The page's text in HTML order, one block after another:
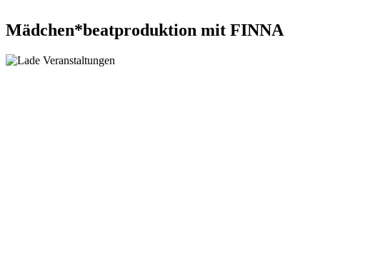
Mädchen*beatproduktion mit FINNA